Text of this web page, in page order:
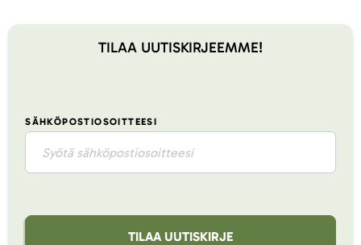
TILAA UUTISKIRJEEMME!
SÄHKÖPOSTIOSOITTEESI
TILAA UUTISKIRJE